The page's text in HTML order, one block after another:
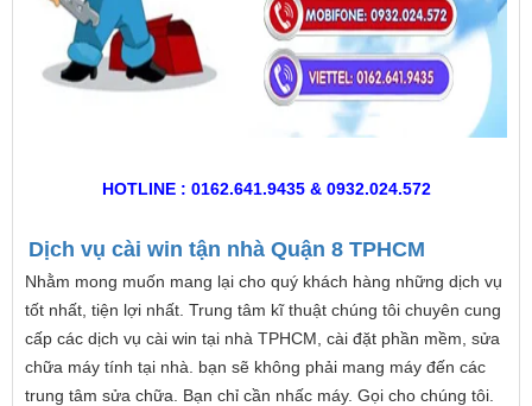
HOTLINE : 0162.641.9435 & 0932.024.572
Dịch vụ cài win tận nhà Quận 8 TPHCM
Nhằm mong muốn mang lại cho quý khách hàng những dịch vụ
tốt nhất, tiện lợi nhất. Trung tâm kĩ thuật chúng tôi chuyên cung
cấp các dịch vụ cài win tại nhà TPHCM, cài đặt phần mềm, sửa
chữa máy tính tại nhà. bạn sẽ không phải mang máy đến các
trung tâm sửa chữa. Bạn chỉ cần nhấc máy. Gọi cho chúng tôi.